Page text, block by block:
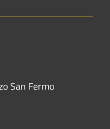
San Fermo